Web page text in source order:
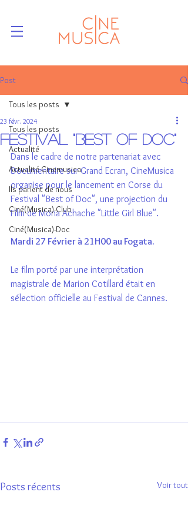
Post
Tous les posts
Actualité
Actualité Cinemusica
Ils parlent de nous
Ciné(Musica)-Club
Ciné(Musica)-Doc
Tous les posts
Festival "Best of Doc"
23 févr. 2024
Dans le cadre de notre partenariat avec
Documentaire sur Grand Ecran, CineMusica
organise pour le lancement en Corse du
Festival "Best of Doc", une projection du
Film de Mona Achache "Little Girl Blue".
Mardi 27 Février à 21H00 au Fogata.
Le film porté par une interprétation
magistrale de Marion Cotillard était en
sélection officielle au Festival de Cannes.
Posts récents Voir tout